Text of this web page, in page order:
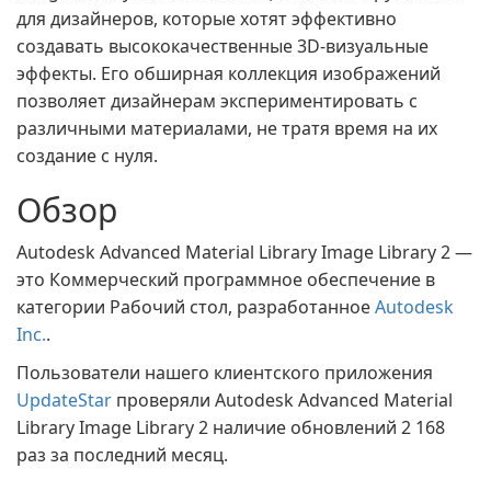
для дизайнеров, которые хотят эффективно
создавать высококачественные 3D-визуальные
эффекты. Его обширная коллекция изображений
позволяет дизайнерам экспериментировать с
различными материалами, не тратя время на их
создание с нуля.
Обзор
Autodesk Advanced Material Library Image Library 2 —
это Коммерческий программное обеспечение в
категории Рабочий стол, разработанноеAutodesk
Inc..
Пользователи нашего клиентского приложения
UpdateStar проверяли Autodesk Advanced Material
Library Image Library 2 наличие обновлений 2 168
раз за последний месяц.